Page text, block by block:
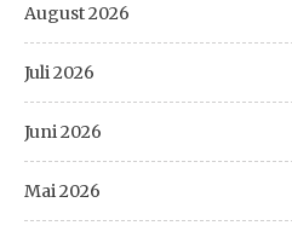
August 2026
Juli 2026
Juni 2026
Mai 2026